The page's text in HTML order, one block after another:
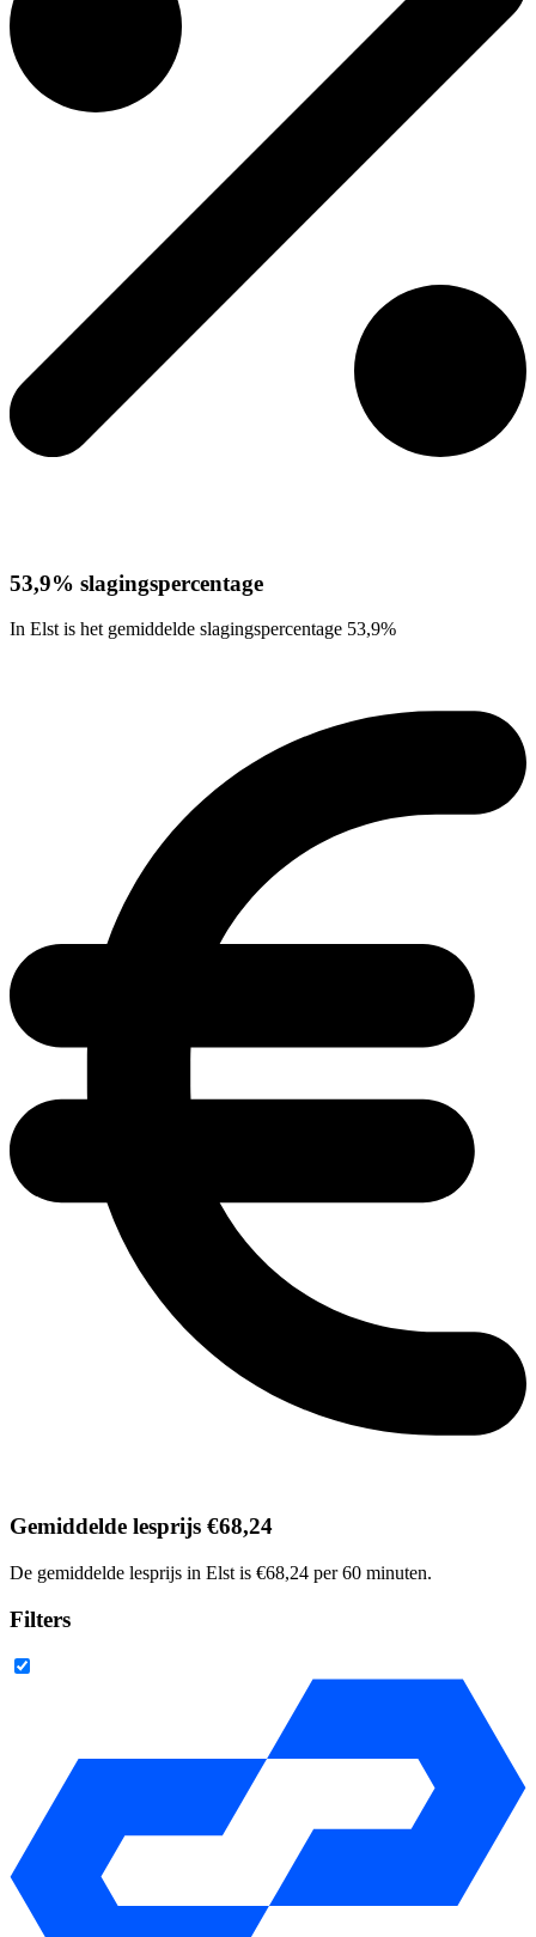
53,9% slagingspercentage
In Elst is het gemiddelde slagingspercentage 53,9%
Gemiddelde lesprijs €68,24
De gemiddelde lesprijs in Elst is €68,24 per 60 minuten.
Filters